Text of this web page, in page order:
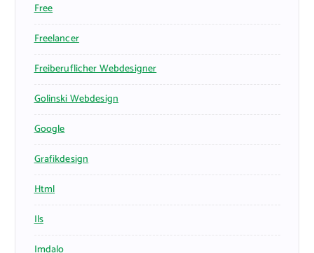
Free
Freelancer
Freiberuflicher Webdesigner
Golinski Webdesign
Google
Grafikdesign
Html
Ils